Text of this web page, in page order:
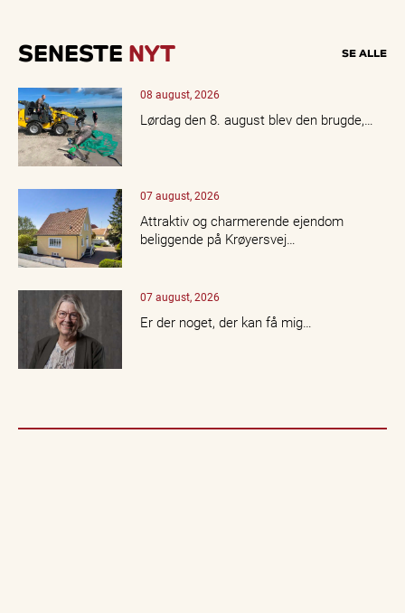
SENESTE NYT SE ALLE
08 august, 2026
Lørdag den 8. august blev den brugde,…
07 august, 2026
Attraktiv og charmerende ejendom
beliggende på Krøyersvej…
07 august, 2026
Er der noget, der kan få mig…